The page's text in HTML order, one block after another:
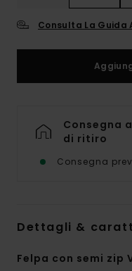
Consulta La Guida
Consegna
di ritiro
Consegna
Dettagli &
Felpa con semi zip